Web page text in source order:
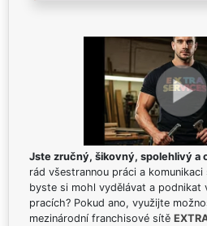
Jste zručný, šikovný, spolehlivý a
rád všestrannou práci a
byste si mohl vydělávat a podnikat
pracích? Pokud ano, využijte
mezinárodní franchisové sítě